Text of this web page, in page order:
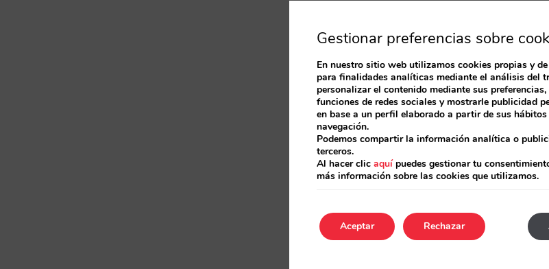
Gestionar preferencias sobre
En nuestro sitio web utilizamos cookies propias y
para finalidades analíticas mediante el análisis del
personalizar el contenido mediante sus preferencias,
funciones de redes sociales y mostrarle publicidad
en base a un perfil elaborado a partir de sus hábitos
navegación.
Podemos compartir la información analítica o
terceros.
Al hacer clic aquípuedes gestionar tu
más información sobre las cookies que utilizamos.
Aceptar Rechazar